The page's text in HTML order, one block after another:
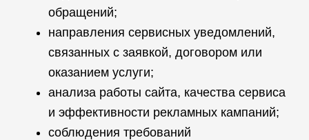
обращений;
направления сервисных уведомлений,
связанных с заявкой, договором или
оказанием услуги;
анализа работы сайта, качества сервиса
и эффективности рекламных кампаний;
соблюдения требований